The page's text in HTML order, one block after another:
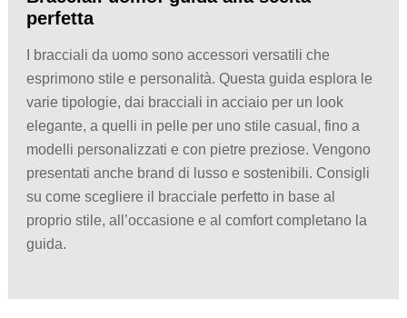
perfetta
I bracciali da uomo sono accessori versatili che
esprimono stile e personalità. Questa guida esplora le
varie tipologie, dai bracciali in acciaio per un look
elegante, a quelli in pelle per uno stile casual, fino a
modelli personalizzati e con pietre preziose. Vengono
presentati anche brand di lusso e sostenibili. Consigli
su come scegliere il bracciale perfetto in base al
proprio stile, all’occasione e al comfort completano la
guida.